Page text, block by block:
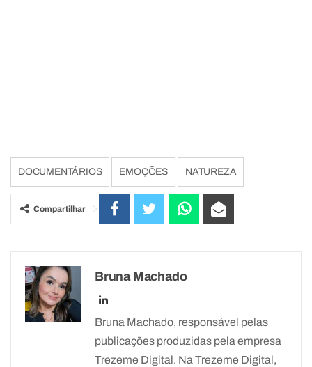
DOCUMENTÁRIOS EMOÇÕES NATUREZA
Compartilhar
Bruna Machado
Bruna Machado, responsável pelas
publicações produzidas pela empresa
Trezeme Digital. Na Trezeme Digital,